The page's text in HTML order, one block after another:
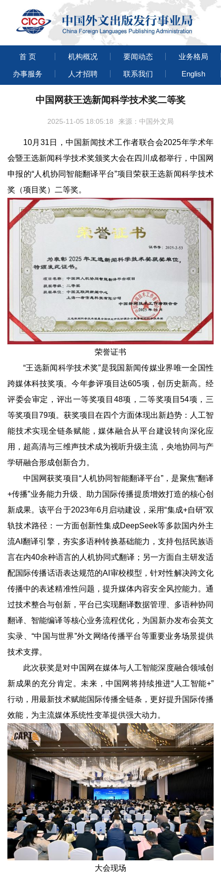
首 页 机构概况 要闻动态 业务格局
办事服务 人才招聘 联系我们 English
中国网获王选新闻科学技术奖二等奖
2025-11-05 18:05:18 来源：中国外文局
10月31日，中国新闻技术工作者联合会2025年学术年
会暨王选新闻科学技术奖颁奖大会在四川成都举行，中国网
申报的“人机协同智能翻译平台”项目荣获王选新闻科学技术
奖（项目奖）二等奖。
荣誉证书
“王选新闻科学技术奖”是我国新闻传媒业界唯一全国性
跨媒体科技奖项。今年参评项目达605项，创历史新高。经
评委会审定，评出一等奖项目48项，二等奖项目54项，三
等奖项目79项。获奖项目在四个方面体现出新趋势：人工智
能技术实现全链条赋能，媒体融合从平台建设转向深化应
用，超高清与三维声技术成为视听升级主流，央地协同与产
学研融合形成创新合力。
中国网获奖项目“人机协同智能翻译平台”，是聚焦“翻译
+传播”业务能力升级、助力国际传播提质增效打造的核心创
新成果。该平台于2023年6月启动建设，采用“集成+自研”双
轨技术路径：一方面创新性集成DeepSeek等多款国内外主
流AI翻译引擎，夯实多语种转换基础能力，支持包括民族语
言在内40余种语言的人机协同式翻译；另一方面自主研发适
配国际传播话语表达规范的AI审校模型，针对性解决跨文化
传播中的表述精准性问题，提升媒体内容安全风控能力。通
过技术整合与创新，平台已实现翻译数据管理、多语种协同
翻译、智能编译等核心业务流程优化，为国新办发布会英文
实录、“中国与世界”外文网络传播平台等重要业务场景提供
技术支撑。
此次获奖是对中国网在媒体与人工智能深度融合领域创
新成果的充分肯定。未来，中国网将持续推进“人工智能+”
行动，用最新技术赋能国际传播全链条，更好提升国际传播
效能，为主流媒体系统性变革提供强大动力。
大会现场